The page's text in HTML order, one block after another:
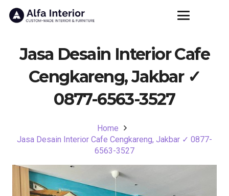
Jasa Desain Interior Cafe
Cengkareng, Jakbar ✓
0877-6563-3527
Home
Jasa Desain Interior Cafe Cengkareng, Jakbar ✓ 0877-
6563-3527